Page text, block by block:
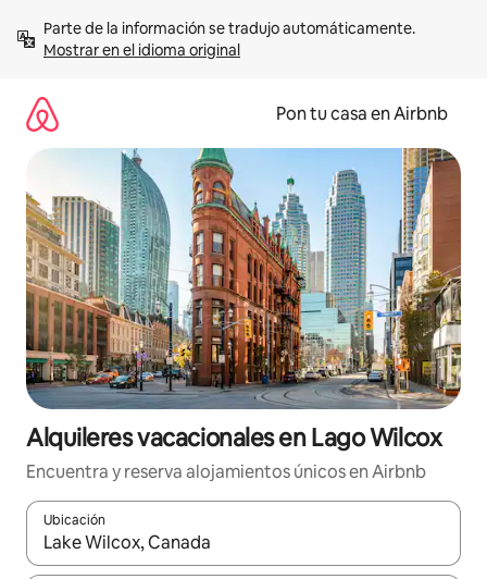
contenidoMostrar en el idioma original
Pon tu casa en Airbnb
Alquileres vacacionales en Lago Wilcox
Encuentra y reserva alojamientos únicos en Airbnb
Ubicación
Cuando los resultados estén disponibles, navega con las